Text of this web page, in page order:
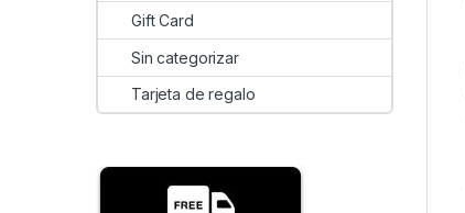
Gift Card
Sin categorizar
Tarjeta de regalo